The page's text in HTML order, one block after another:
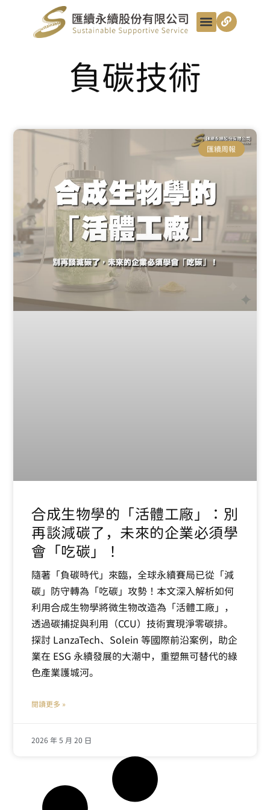
負碳技術
匯續周報
合成生物學的「活體工廠」：別
再談減碳了，未來的企業必須學
會「吃碳」！
隨著「負碳時代」來臨，全球永續賽局已從「減
碳」防守轉為「吃碳」攻勢！本文深入解析如何
利用合成生物學將微生物改造為「活體工廠」，
透過碳捕捉與利用（CCU）技術實現淨零碳排。
探討 LanzaTech、Solein 等國際前沿案例，助企
業在 ESG 永續發展的大潮中，重塑無可替代的綠
色產業護城河。
閱讀更多 »
2026 年 5 月 20 日